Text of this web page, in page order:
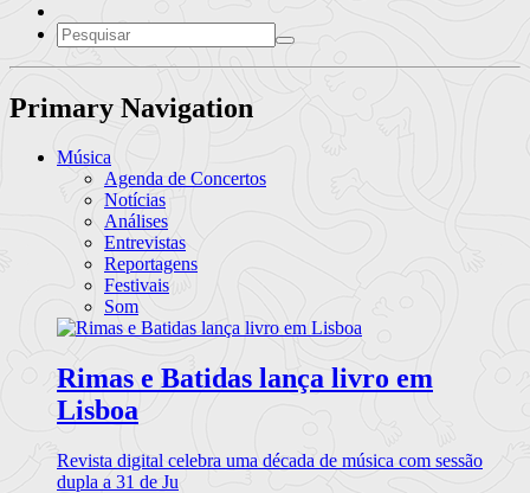
Primary Navigation
Música
Agenda de Concertos
Notícias
Análises
Entrevistas
Reportagens
Festivais
Som
Rimas e Batidas lança livro em
Lisboa
Revista digital celebra uma década de música com sessão
dupla a 31 de Ju